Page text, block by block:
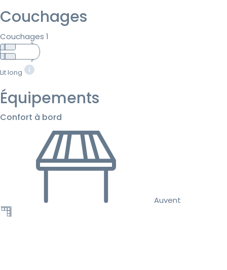
Couchages
Couchages 1
Lit long
Équipements
Confort à bord
Auvent